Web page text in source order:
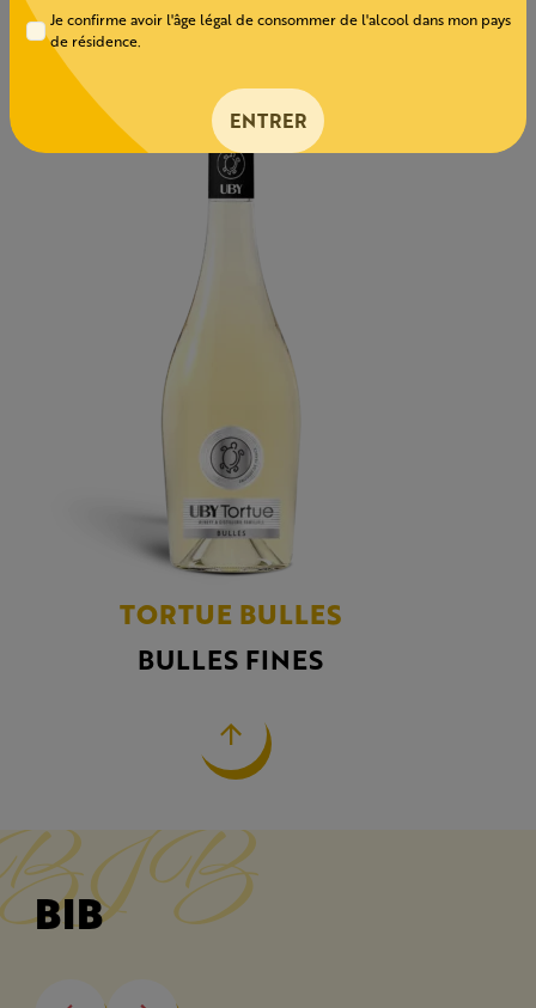
TORTUE BULLES
BULLES FINES
BIB
Je confirme avoir l'âge légal de consommer de l'alcool dans mon pays
de résidence.
ENTRER